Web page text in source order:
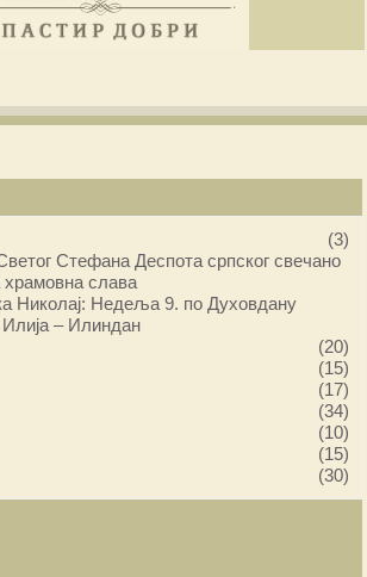
(3)
Стефана Деспота српског свечано
слава
Николај: Недеља 9. по Духовдану
– Илиндан
(20)
(15)
(17)
(34)
(10)
(15)
(30)